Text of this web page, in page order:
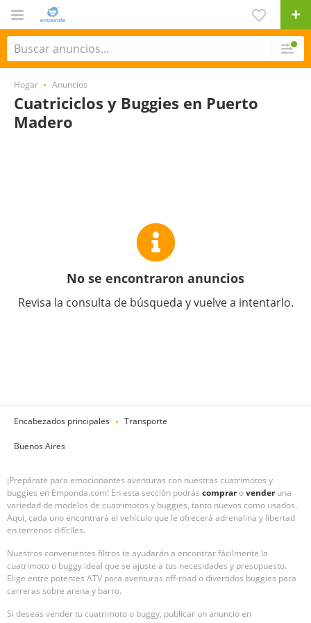
Hogar Anuncios
Cuatriciclos y Buggies en Puerto
Madero
No se encontraron anuncios
Revisa la consulta de búsqueda y vuelve a intentarlo.
Encabezados principales Transporte
Buenos Aires
¡Prepárate para emocionantes aventuras con nuestras cuatrimotos y
buggies en Emponda.com! En esta sección podrás comprarovenderuna
variedad de modelos de cuatrimotos y buggies, tanto nuevos como usados.
Aquí, cada uno encontrará el vehículo que le ofrecerá adrenalina y libertad
en terrenos difíciles.
Nuestros convenientes filtros te ayudarán a encontrar fácilmente la
cuatrimoto o buggy ideal que se ajuste a tus necesidades y presupuesto.
Elige entre potentes ATV para aventuras off-road o divertidos buggies para
carreras sobre arena y barro.
Si deseas vender tu cuatrimoto o buggy, publicar un anuncio en